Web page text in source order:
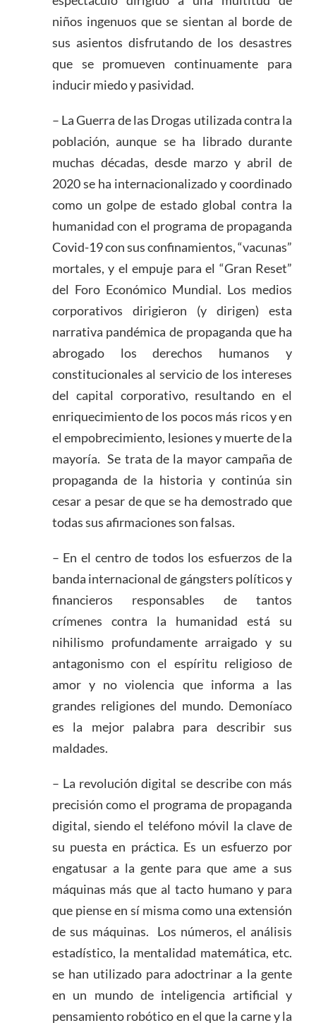
niños ingenuos que se sientan al borde de
sus asientos disfrutando de los desastres
que se promueven continuamente para
inducir miedo y pasividad.
– La Guerra de las Drogas utilizada contra la
población, aunque se ha librado durante
muchas décadas, desde marzo y abril de
2020 se ha internacionalizado y coordinado
como un golpe de estado global contra la
humanidad con el programa de propaganda
Covid-19 con sus confinamientos, “vacunas”
mortales, y el empuje para el “Gran Reset”
del Foro Económico Mundial. Los medios
corporativos dirigieron (y dirigen) esta
narrativa pandémica de propaganda que ha
abrogado los derechos humanos y
constitucionales al servicio de los intereses
del capital corporativo, resultando en el
enriquecimiento de los pocos más ricos y en
el empobrecimiento, lesiones y muerte de la
mayoría. Se trata de la mayor campaña de
propaganda de la historia y continúa sin
cesar a pesar de que se ha demostrado que
todas sus afirmaciones son falsas.
– En el centro de todos los esfuerzos de la
banda internacional de gángsters políticos y
financieros responsables de tantos
crímenes contra la humanidad está su
nihilismo profundamente arraigado y su
antagonismo con el espíritu religioso de
amor y no violencia que informa a las
grandes religiones del mundo. Demoníaco
es la mejor palabra para describir sus
maldades.
– La revolución digital se describe con más
precisión como el programa de propaganda
digital, siendo el teléfono móvil la clave de
su puesta en práctica. Es un esfuerzo por
engatusar a la gente para que ame a sus
máquinas más que al tacto humano y para
que piense en sí misma como una extensión
de sus máquinas. Los números, el análisis
estadístico, la mentalidad matemática, etc.
se han utilizado para adoctrinar a la gente
en un mundo de inteligencia artificial y
pensamiento robótico en el que la carne y la